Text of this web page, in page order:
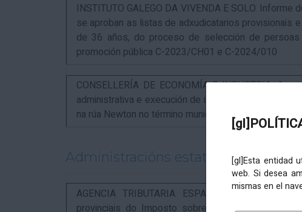
[gl]Esta entidad
web. Si desea
mismas en el
INSTITUTO GALEGO DA VIVENDA E SOLO.
se aproban as listas de adxudicatarios provisionais
de 36 años, do proceso de selección de
promoción pública C-2023/CH01 e C-2024/010
CONSELLERÍA DE ECONOMÍA E INDUSTRIA.
administrativa e execución de instalacións para a
na rúa Newton no término municipal da Coruña, exp.
Administracións estatais
AGENCIA TRIBUTARIA ESPAÑOLA. Aviso
provinciais do Imposto sobre Actividades